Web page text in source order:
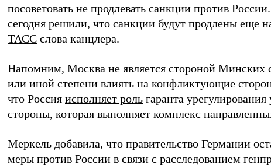
посоветовать не продлевать санкции против
сегодня решили, что санкции будут продлены еще
ТАСС слова канцлера.
Напомним, Москва не является стороной Минских
или иной степени влиять на конфликтующие
что Россия исполняет роль гаранта
стороны, которая выполняет комплекс
Меркель добавила, что правительство Германии
меры против России в связи с расследованием